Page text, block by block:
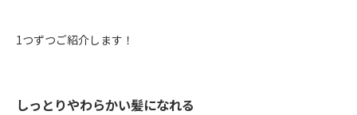
1つずつご紹介します！
しっとりやわらかい髪になれる